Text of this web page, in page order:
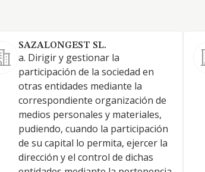
SAZALONGEST SL.
a. Dirigir y gestionar la
participación de la sociedad en
otras entidades mediante la
correspondiente organización de
medios personales y materiales,
pudiendo, cuando la participación
de su capital lo permita, ejercer la
dirección y el control de dichas